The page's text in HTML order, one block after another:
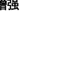
强